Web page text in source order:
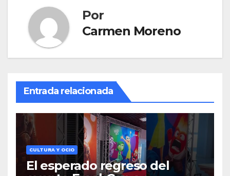
Por
Carmen Moreno
Entrada relacionada
CULTURA Y OCIO
El esperado regreso del